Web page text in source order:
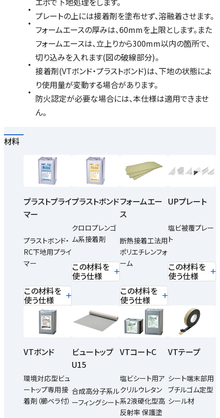
プレートの上には接着剤を塗布せず、溶融着させます。
フォームエースの厚みは、60mmを上限とします。また
フォームエースは、立上りから300mm以内の箇所で、
切り込みを入れます(図の破線部分)。
接着剤(VTボンド・プラストボンド)は、下地の状態によ
り使用量が変動する場合があります。
防火認定が必要な場合には、本仕様は適用できませ
ん。
材料
プラストプライ
マー
プラストボンド・
RC下地用プライ
マー
この材料を
使う仕様
プラストボンド
クロロプレンゴ
ム系接着剤
この材料を
使う仕様
フォームエー
ス
断熱接着工法用
ポリエチレンフォ
ーム
この材料を
使う仕様
UPプレート
塩ビ被覆プレー
ト
この材料を
使う仕様
VTボンド
環境対応型ビュ
ートップ専用接
着剤（櫛ベラ付）
ビュートップ
U15
合成高分子系ル
ーフィングシート
VTコートC
塩ビシート用ア
クリルウレタン
系2液硬化型高
反射率 保護塗
VTテープ
シート端末部用
ブチルゴム定型
シール材